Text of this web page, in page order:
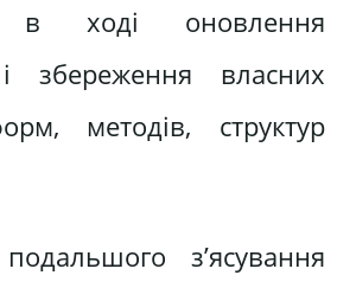
в ході оновлення
збереження власних
методів, структур
з’ясування